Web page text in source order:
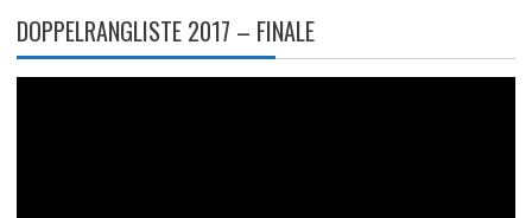
DOPPELRANGLISTE 2017 – FINALE